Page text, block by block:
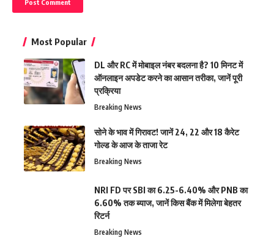
Most Popular
DL और RC में मोबाइल नंबर बदलना है? 10 मिनट में
ऑनलाइन अपडेट करने का आसान तरीका, जानें पूरी
प्रक्रिया
Breaking News
सोने के भाव में गिरावट! जानें 24, 22 और 18 कैरेट
गोल्ड के आज के ताजा रेट
Breaking News
NRI FD पर SBI का 6.25-6.40% और PNB का
6.60% तक ब्याज, जानें किस बैंक में मिलेगा बेहतर
रिटर्न
Breaking News